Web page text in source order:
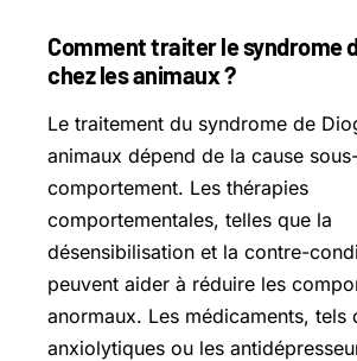
Comment traiter le syndrome
chez les animaux ?
Le traitement du syndrome de
animaux dépend de la cause
comportement. Les thérapies
comportementales, telles que la
désensibilisation et la contre-
peuvent aider à réduire les
anormaux. Les médicaments, tels
anxiolytiques ou les